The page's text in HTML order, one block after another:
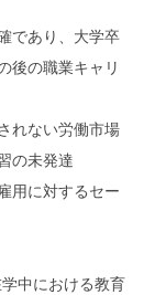
であり、大学卒
後の職業キャリ
れない労働市場
の未発達
用に対するセー
中における教育